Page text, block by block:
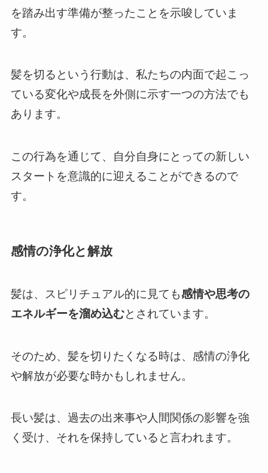
を踏み出す準備が整ったことを示唆していま
す。
髪を切るという行動は、私たちの内面で起こっ
ている変化や成長を外側に示す一つの方法でも
あります。
この行為を通じて、自分自身にとっての新しい
スタートを意識的に迎えることができるので
す。
感情の浄化と解放
髪は、スピリチュアル的に見ても感情や思考の
エネルギーを溜め込むとされています。
そのため、髪を切りたくなる時は、感情の浄化
や解放が必要な時かもしれません。
長い髪は、過去の出来事や人間関係の影響を強
く受け、それを保持していると言われます。